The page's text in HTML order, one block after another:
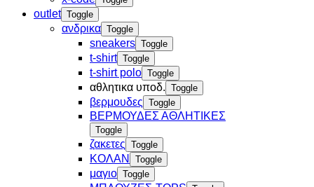
outlet Toggle
ανδρικα Toggle
sneakers Toggle
t-shirt Toggle
t-shirt polo Toggle
αθλητικα υποδ. Toggle
βερμουδες Toggle
ΒΕΡΜΟΥΔΕΣ ΑΘΛΗΤΙΚΕΣ
Toggle
ζακετες Toggle
ΚΟΛΑΝ Toggle
μαγιο Toggle